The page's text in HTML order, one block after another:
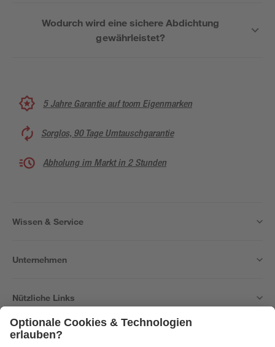
Wodurch wird eine sichere Abdichtung
gewährleistet?
5 Jahre Garantie auf toom Eigenmarken
Sorglos, 90 Tage Umtauschgarantie
Abholung im Markt in 2 Stunden
Wissen & Service
Unternehmen
Nützliche Links